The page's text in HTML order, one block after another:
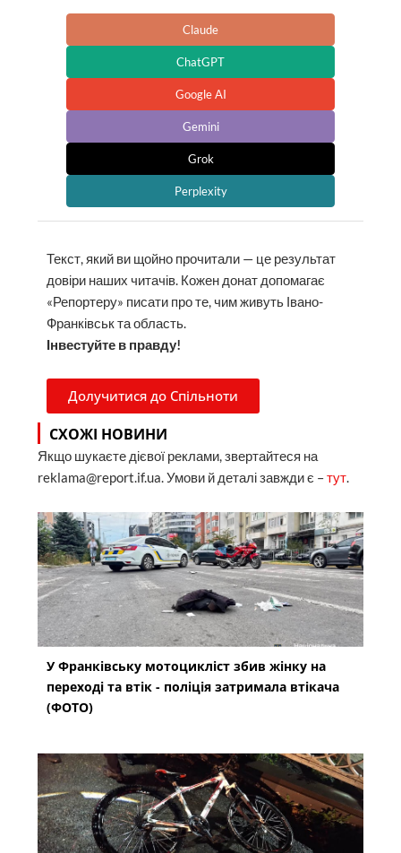
Claude
ChatGPT
Google AI
Gemini
Grok
Perplexity
Текст, який ви щойно прочитали — це результат
довіри наших читачів. Кожен донат допомагає
«Репортеру» писати про те, чим живуть Івано-
Франківськ та область.
Інвестуйте в правду!
Долучитися до Спільноти
СХОЖІ НОВИНИ
Якщо шукаєте дієвої реклами, звертайтеся на
reklama@report.if.ua. Умови й деталі завжди є –тут.
У Франківську мотоцикліст збив жінку на
переході та втік - поліція затримала втікача
(ФОТО)